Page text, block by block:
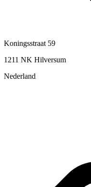
Koningsstraat 59
1211 NK Hilversum
Nederland